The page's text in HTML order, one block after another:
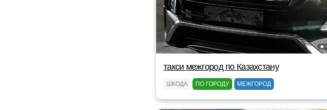
такси межгород по Казахстану
ШКОДА ПО ГОРОДУ МЕЖГОРОД